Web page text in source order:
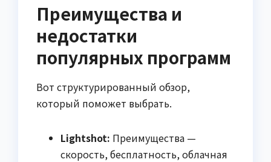
Преимущества и
недостатки
популярных программ
Вот структурированный обзор,
который поможет выбрать.
Lightshot: Преимущества —
скорость, бесплатность, облачная